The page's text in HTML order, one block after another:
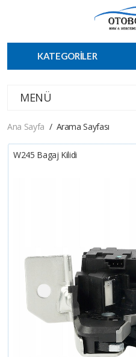
KATEGORİLER
MENÜ
Ana Sayfa Arama Sayfası
W245 Bagaj Kilidi